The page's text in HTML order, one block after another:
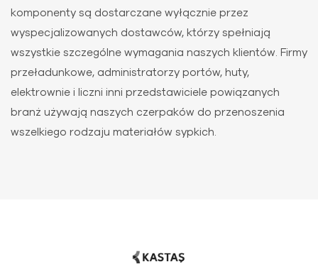
komponenty są dostarczane wyłącznie przez
wyspecjalizowanych dostawców, którzy spełniają
wszystkie szczególne wymagania naszych klientów. Firmy
przeładunkowe, administratorzy portów, huty,
elektrownie i liczni inni przedstawiciele powiązanych
branż używają naszych czerpaków do przenoszenia
wszelkiego rodzaju materiałów sypkich.